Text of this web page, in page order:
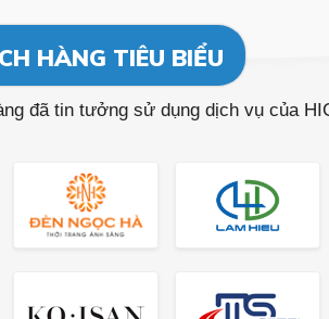
HÀNG TIÊU BIỂU
đã tin tưởng sử dụng dịch vụ của